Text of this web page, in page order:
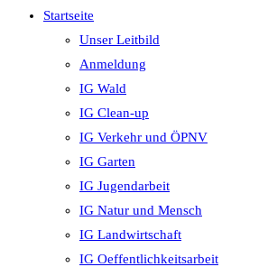
Startseite
Unser Leitbild
Anmeldung
IG Wald
IG Clean-up
IG Verkehr und ÖPNV
IG Garten
IG Jugendarbeit
IG Natur und Mensch
IG Landwirtschaft
IG Oeffentlichkeitsarbeit